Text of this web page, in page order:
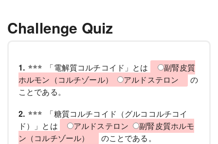
Challenge Quiz
1. 「電解質コルチコイド」とは
副腎皮質
ホルモン（コルチゾール）
アルドステロン
の
ことである。
2.
「糖質コルチコイド（グルココルチコイ
ド）」とは
アルドステロン
副腎皮質ホルモ
ン（コルチゾール）
のことである。